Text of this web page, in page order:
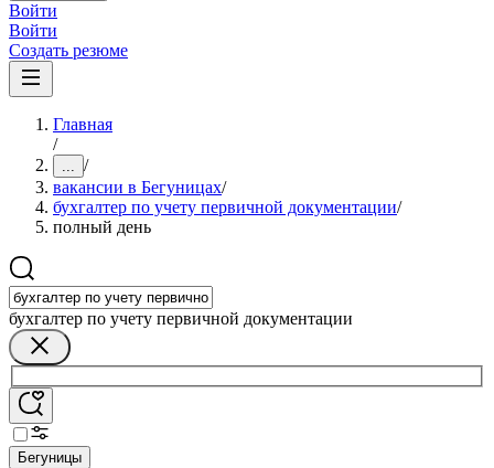
Войти
Войти
Создать резюме
Главная
/
... /
вакансии в Бегуницах/
бухгалтер по учету первичной документации/
полный день
бухгалтер по учету первичной документации
Бегуницы